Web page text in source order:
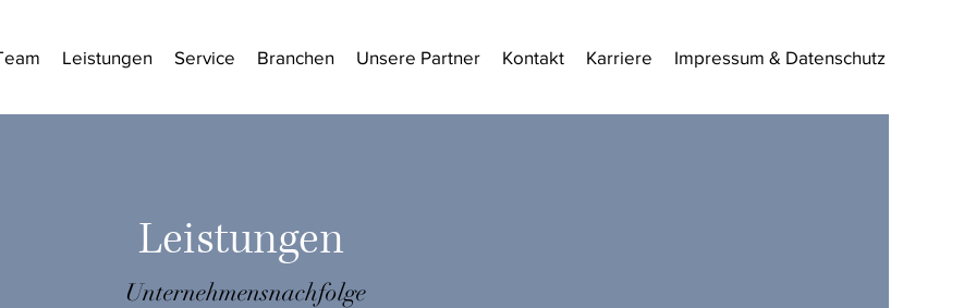
Leistungen Service Branchen Unsere Partner Kontakt Karriere Impressum & Datenschutz
Leistungen
Unternehmensnachfolge